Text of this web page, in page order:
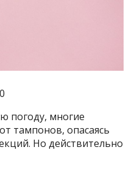
погоду, многие
тампонов, опасаясь
Но действительно